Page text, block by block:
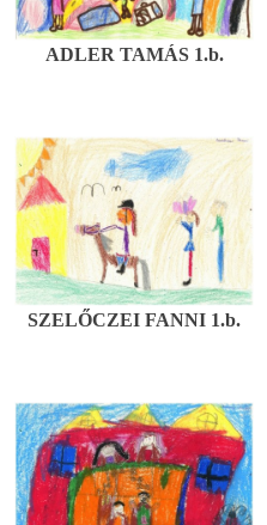
ADLER TAMÁS 1.b.
SZELŐCZEI FANNI 1.b.